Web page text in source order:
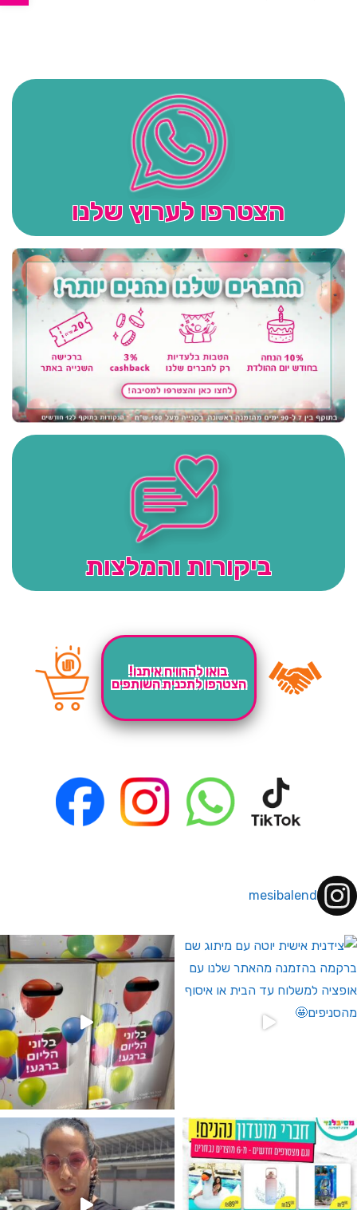
הצטרפו לערוץ שלנו
ביקורות והמלצות
בואו להרוויח איתנו!
הצטרפו לתכנית השותפים
mesibalend
לחברי מועדון ומצטרפים חדשים🤍
מין העובר רק במסיבלנד !! קיים